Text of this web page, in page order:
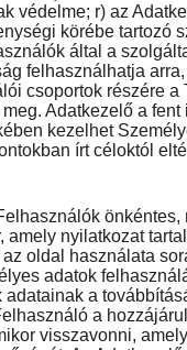
védelme; r) az
körébe tartozó
által a
felhasználhatja
csoportok részére
Adatkezelő a
kezelhet
írt céloktól
nyilatkozat
oldal használata
adatok
a
a
visszavonni,